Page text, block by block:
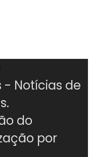
- Notícias de
do
por